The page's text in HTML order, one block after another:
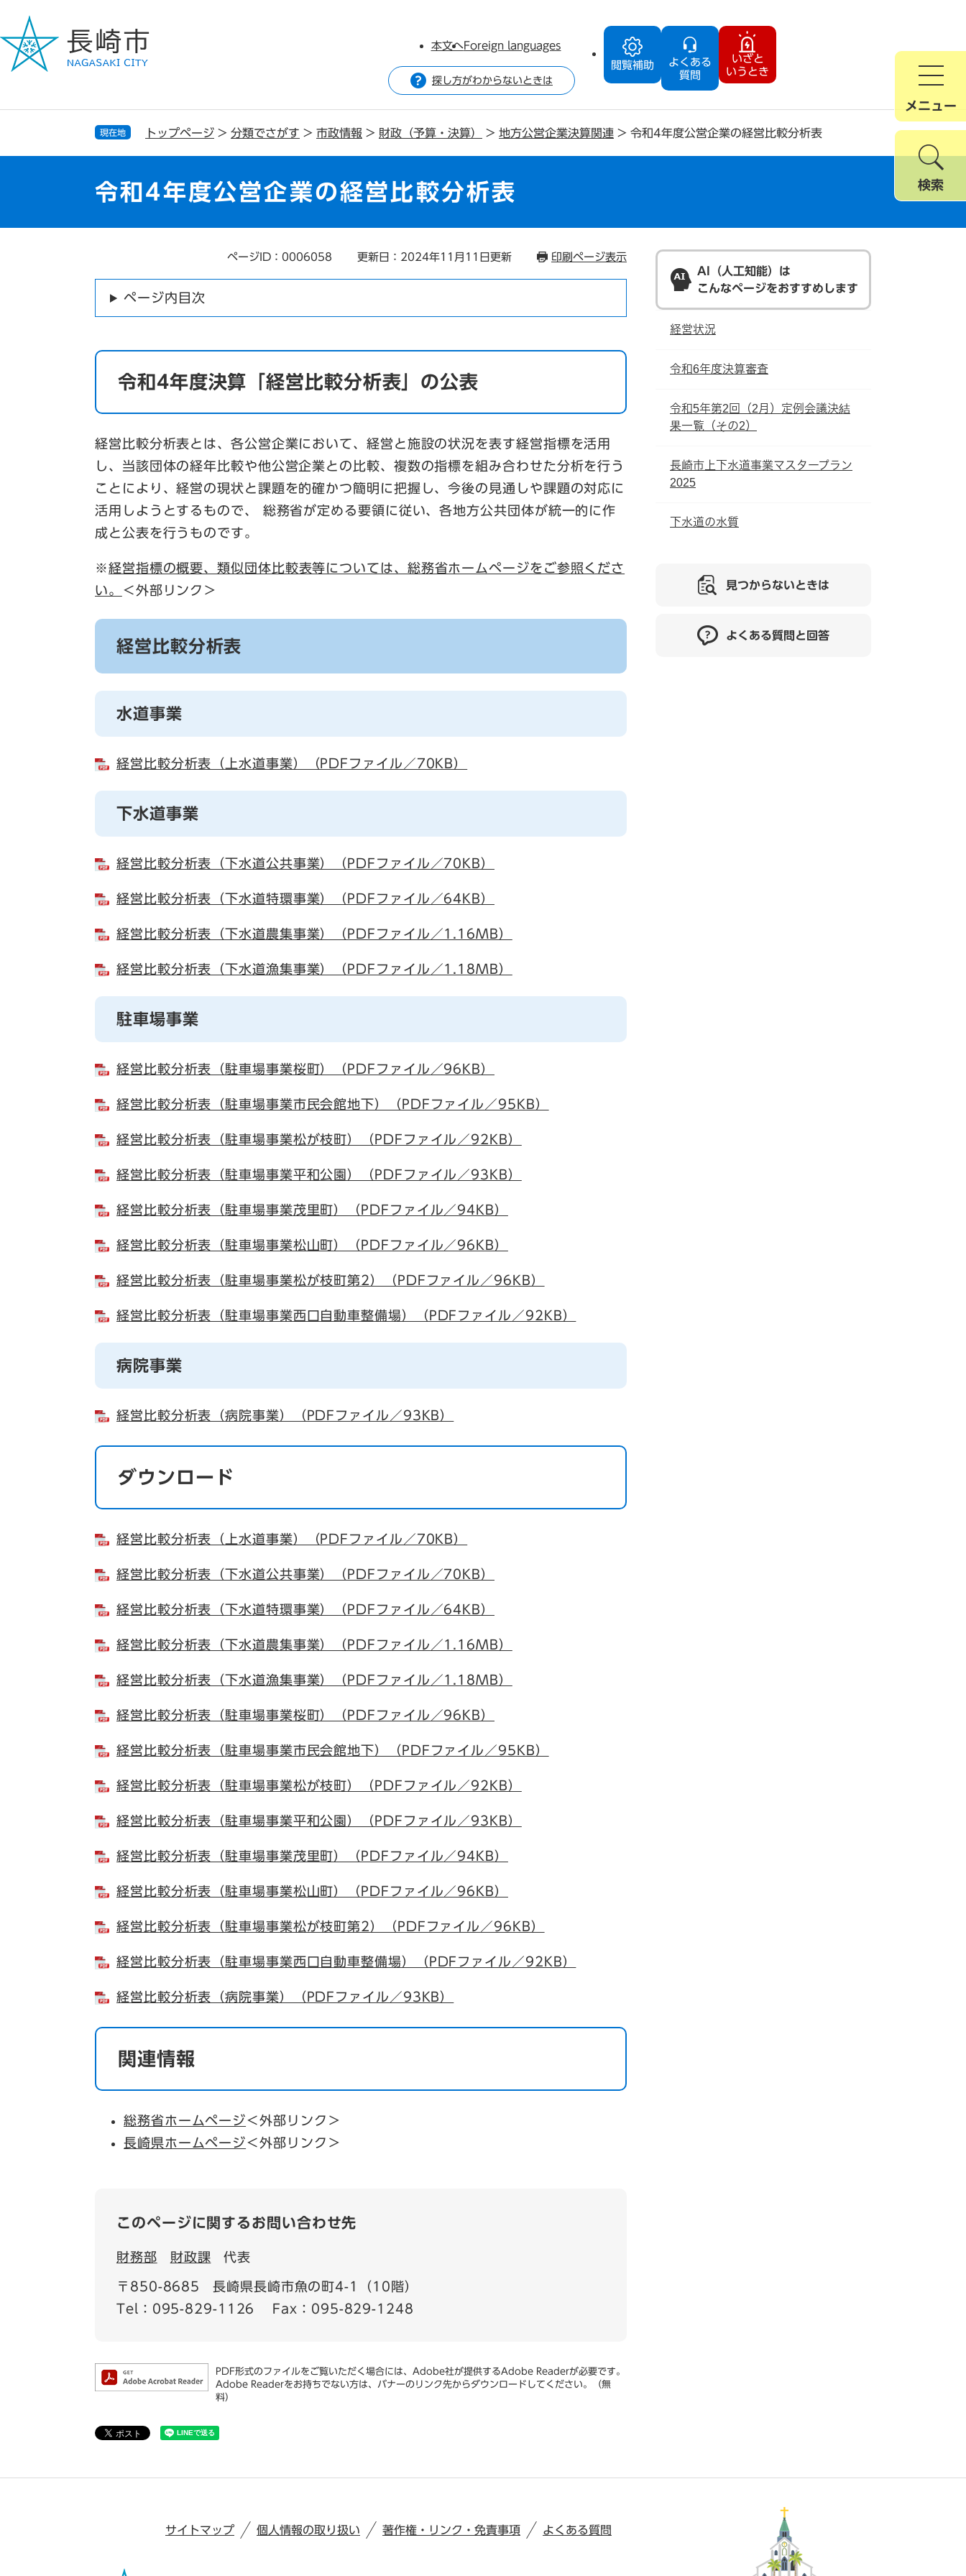
ジ
で
ュ
ば
閲覧補助
よくある
質問
いざと
いうとき
本文へForeign languages
探し方がわからないときは
メニュー
検索
現在地 トップページ > 分類でさがす > 市政情報 > 財政（予算・決算） > 地方公営企業決算関連 > 令和4年度公営企業の経営比較分析表
令和4年度公営企業の経営比較分析表
ページID：0006058 更新日：2024年11月11日更新 印刷ページ表示
ページ内目次
令和4年度決算「経営比較分析表」の公表
経営比較分析表とは、各公営企業において、経営と施設の状況を表す経営指標を活用
し、当該団体の経年比較や他公営企業との比較、複数の指標を組み合わせた分析を行う
ことにより、経営の現状と課題を的確かつ簡明に把握し、今後の見通しや課題の対応に
活用しようとするもので、 総務省が定める要領に従い、各地方公共団体が統一的に作
成と公表を行うものです。
※経営指標の概要、類似団体比較表等については、総務省ホームページをご参照くださ
い。
＜外部リンク＞
経営比較分析表
水道事業
経営比較分析表（上水道事業）（PDFファイル／70KB）
下水道事業
経営比較分析表（下水道公共事業）（PDFファイル／70KB）
経営比較分析表（下水道特環事業）（PDFファイル／64KB）
経営比較分析表（下水道農集事業）（PDFファイル／1.16MB）
経営比較分析表（下水道漁集事業）（PDFファイル／1.18MB）
駐車場事業
経営比較分析表（駐車場事業桜町）（PDFファイル／96KB）
経営比較分析表（駐車場事業市民会館地下）（PDFファイル／95KB）
経営比較分析表（駐車場事業松が枝町）（PDFファイル／92KB）
経営比較分析表（駐車場事業平和公園）（PDFファイル／93KB）
経営比較分析表（駐車場事業茂里町）（PDFファイル／94KB）
経営比較分析表（駐車場事業松山町）（PDFファイル／96KB）
経営比較分析表（駐車場事業松が枝町第2）（PDFファイル／96KB）
経営比較分析表（駐車場事業西口自動車整備場）（PDFファイル／92KB）
病院事業
経営比較分析表（病院事業）（PDFファイル／93KB）
ダウンロード
経営比較分析表（上水道事業）（PDFファイル／70KB）
経営比較分析表（下水道公共事業）（PDFファイル／70KB）
経営比較分析表（下水道特環事業）（PDFファイル／64KB）
経営比較分析表（下水道農集事業）（PDFファイル／1.16MB）
経営比較分析表（下水道漁集事業）（PDFファイル／1.18MB）
経営比較分析表（駐車場事業桜町）（PDFファイル／96KB）
経営比較分析表（駐車場事業市民会館地下）（PDFファイル／95KB）
経営比較分析表（駐車場事業松が枝町）（PDFファイル／92KB）
経営比較分析表（駐車場事業平和公園）（PDFファイル／93KB）
経営比較分析表（駐車場事業茂里町）（PDFファイル／94KB）
経営比較分析表（駐車場事業松山町）（PDFファイル／96KB）
経営比較分析表（駐車場事業松が枝町第2）（PDFファイル／96KB）
経営比較分析表（駐車場事業西口自動車整備場）（PDFファイル／92KB）
経営比較分析表（病院事業）（PDFファイル／93KB）
関連情報
総務省ホームページ＜外部リンク＞
長崎県ホームページ＜外部リンク＞
このページに関するお問い合わせ先
財務部 財政課 代表
〒850-8685
長崎県長崎市魚の町4-1（10階）
Tel：095-829-1126
Fax：095-829-1248
PDF形式のファイルをご覧いただく場合には、Adobe社が提供するAdobe Readerが必要です。
Adobe Readerをお持ちでない方は、バナーのリンク先からダウンロードしてください。（無
料）
AI（人工知能）は
こんなページをおすすめします
経営状況
令和6年度決算審査
令和5年第2回（2月）定例会議決結
果一覧（その2）
長崎市上下水道事業マスタープラン
2025
下水道の水質
見つからないときは
よくある質問と回答
サイトマップ 個人情報の取り扱い 著作権・リンク・免責事項 よくある質問